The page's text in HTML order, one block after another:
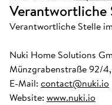
Verantwortliche
Verantwortliche Stelle
Nuki Home Solutions
Münzgrabenstraße 92/
E-Mail: contact@nuki.io
Website: www.nuki.io